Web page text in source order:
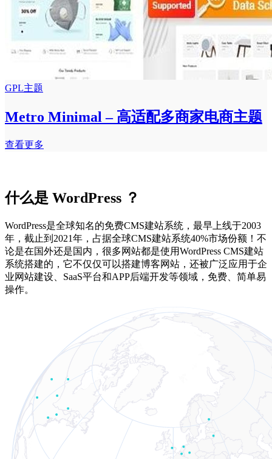
GPL主题
Metro Minimal – 高适配多商家电商主题
查看更多
什么是 WordPress ？
WordPress是全球知名的免费CMS建站系统 ，最早上线于2003
年，截止到2021年， 占据全球CMS建站系统40%市场份额！ 不
论是在国外还是国内，很多网站都是使用WordPress CMS建站
系统搭建的，它不仅仅可以搭建博客网站，还被广泛应用于企
业网站建设、SaaS平台和APP后端开发等领域， 免费、简单易
操作。